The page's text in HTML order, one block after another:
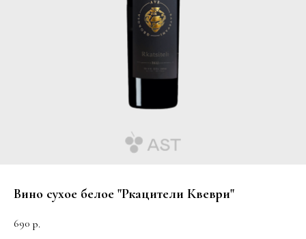
Вино сухое белое "Ркацители Квеври"
690 р.